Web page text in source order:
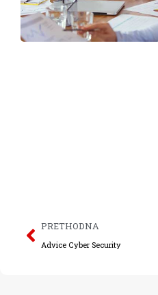
PRETHODNA
Advice Cyber Security